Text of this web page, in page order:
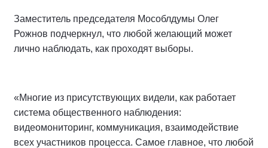
Заместитель председателя Мособлдумы Олег
Рожнов подчеркнул, что любой желающий может
лично наблюдать, как проходят выборы.
«Многие из присутствующих видели, как работает
система общественного наблюдения:
видеомониторинг, коммуникация, взаимодействие
всех участников процесса. Самое главное, что любой